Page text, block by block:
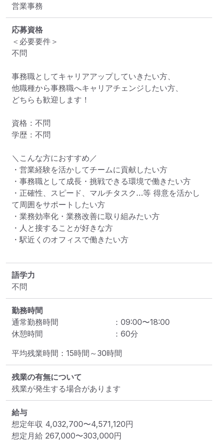
営業事務
応募資格
＜必要要件＞
不問
事務職としてキャリアアップしていきたい方、
他職種から事務職へキャリアチェンジしたい方、
どちらも歓迎します！
資格：不問
学歴：不問
＼こんな方におすすめ／
・営業経験を活かしてチームに貢献したい方
・事務職として成長・挑戦できる環境で働きたい方
・正確性、スピード、マルチタスク…等 得意を活かし
て周囲をサポートしたい方
・業務効率化・業務改善に取り組みたい方
・人と接することが好きな方
・駅近くのオフィスで働きたい方
語学力
不問
勤務時間
通常勤務時間
： 09:00〜18:00
休憩時間
： 60分
残業の有無について
残業が発生する場合があります
給与
想定年収 4,032,700〜4,571,120円
想定月給 267,000〜303,000円